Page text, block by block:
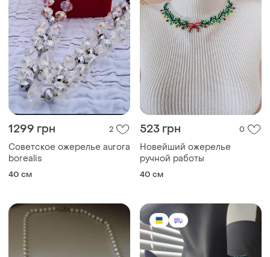
1299 грн 2
Советское ожерелье aurora
borealis
40 см
523 грн 0
Новейший ожерелье
ручной работы
40 см